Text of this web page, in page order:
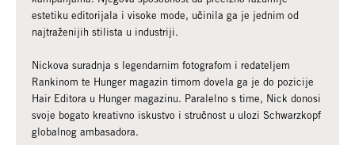
estetiku editorijala i visoke mode, učinila ga je jednim od
najtraženijih stilista u industriji.
Nickova suradnja s legendarnim fotografom i redateljem
Rankinom te Hunger magazin timom dovela ga je do pozicije
Hair Editora u Hunger magazinu. Paralelno s time, Nick donosi
svoje bogato kreativno iskustvo i stručnost u ulozi Schwarzkopf
globalnog ambasadora.